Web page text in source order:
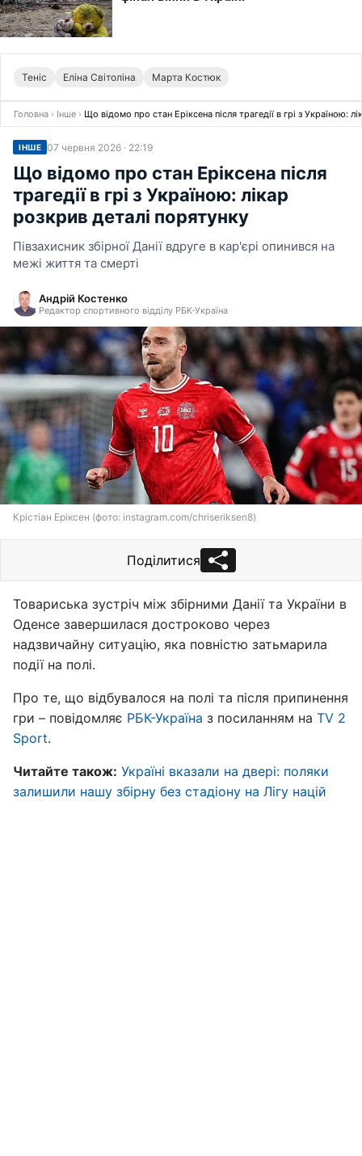
Теніс Еліна Світоліна Марта Костюк
Головна › Інше › Що відомо про стан Еріксена після трагедії в грі з Україною:
ІНШЕ 07 червня 2026 · 22:19
Що відомо про стан Еріксена після
трагедії в грі з Україною: лікар
розкрив деталі порятунку
Півзахисник збірної Данії вдруге в кар'єрі опинився на
межі життя та смерті
Андрій Костенко
Редактор спортивного відділу РБК-Україна
Крістіан Еріксен (фото: instagram.com/chriseriksen8)
Поділитися
Товариська зустріч між збірними Данії та України в
Оденсе завершилася достроково через
надзвичайну ситуацію, яка повністю затьмарила
події на полі.
Про те, що відбувалося на полі та після припинення
гри – повідомляє РБК-Україна з посиланням на TV 2
Sport.
Читайте також: Україні вказали на двері: поляки
залишили нашу збірну без стадіону на Лігу націй